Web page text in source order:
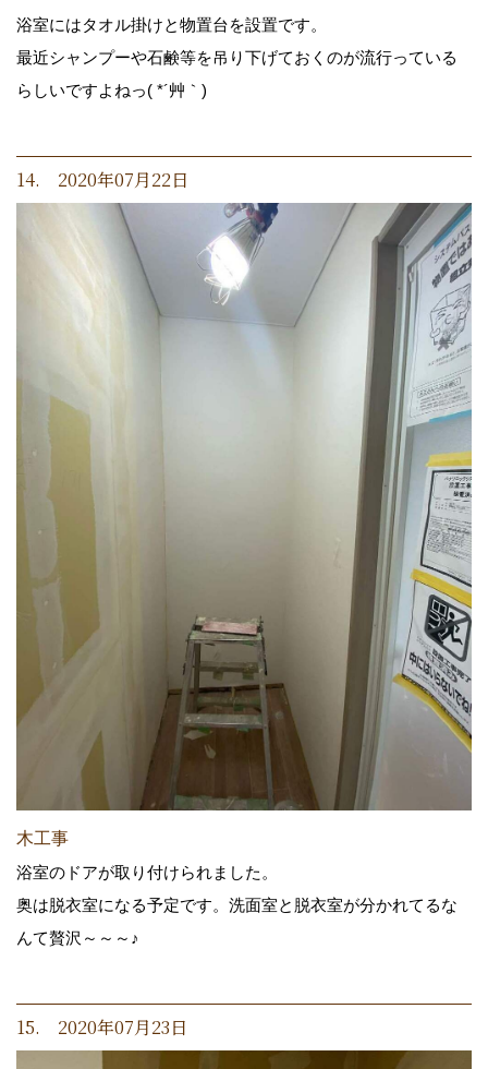
浴室にはタオル掛けと物置台を設置です。
最近シャンプーや石鹸等を吊り下げておくのが流行っている
らしいですよねっ( *´艸｀)
14. 2020年07月22日
木工事
浴室のドアが取り付けられました。
奥は脱衣室になる予定です。洗面室と脱衣室が分かれてるな
んて贅沢～～～♪
15. 2020年07月23日